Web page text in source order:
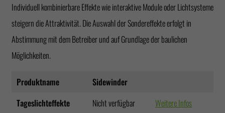
Individuell kombinierbare Effekte wie interaktive Module oder Lichtsysteme
steigern die Attraktivität. Die Auswahl der Sondereffekte erfolgt in
Abstimmung mit dem Betreiber und auf Grundlage der baulichen
Möglichkeiten.
Produktname
Sidewinder
Tageslichteffekte
Nicht verfügbar
Weitere Infos